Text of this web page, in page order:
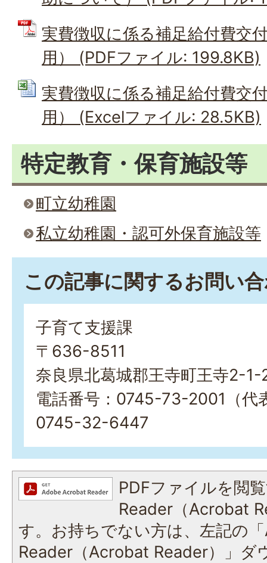
実費徴収に係る補足給付費交
用） (PDFファイル: 199.8KB)
実費徴収に係る補足給付費交
用） (Excelファイル: 28.5KB)
特定教育・保育施設等
町立幼稚園
私立幼稚園・認可外保育施設等
この記事に関するお問い
子育て支援課
〒636-8511
奈良県北葛城郡王寺町王寺2-1-
電話番号：0745-73-2001（代
0745-32-6447
PDFファイルを閲
Reader（Acrobat
す。お持ちでない方は、左記の
Reader（Acrobat Reader）」ダ